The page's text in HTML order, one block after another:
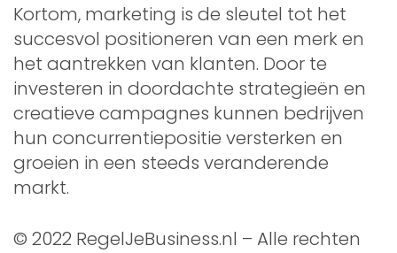
Kortom, marketing is de sleutel tot het
succesvol positioneren van een merk en
het aantrekken van klanten. Door te
investeren in doordachte strategieën en
creatieve campagnes kunnen bedrijven
hun concurrentiepositie versterken en
groeien in een steeds veranderende
markt.
© 2022 RegelJeBusiness.nl – Alle rechten